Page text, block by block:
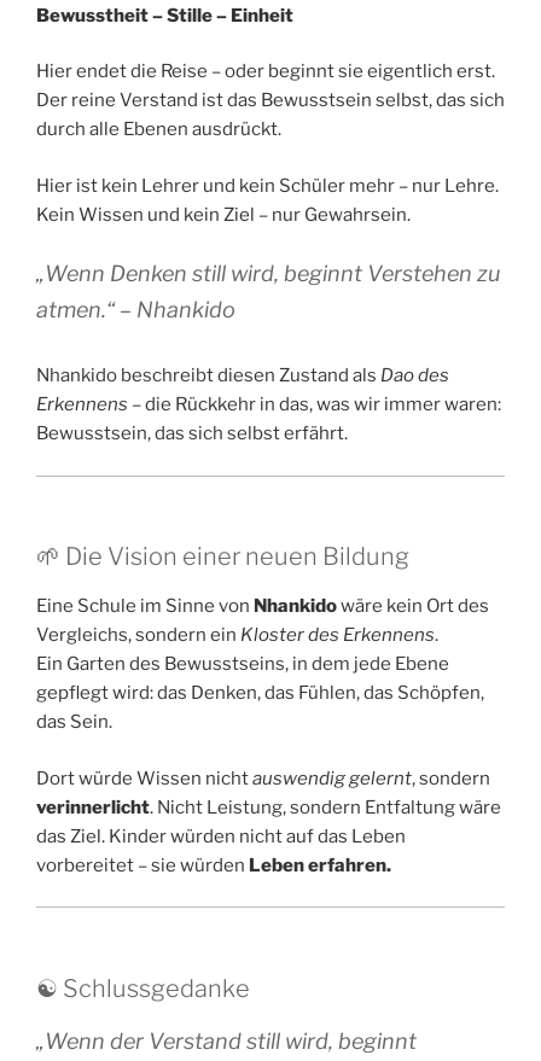
Bewusstheit – Stille – Einheit
Hier endet die Reise – oder beginnt sie eigentlich erst.
Der reine Verstand ist das Bewusstsein selbst, das sich
durch alle Ebenen ausdrückt.
Hier ist kein Lehrer und kein Schüler mehr – nur Lehre.
Kein Wissen und kein Ziel – nur Gewahrsein.
„Wenn Denken still wird, beginnt Verstehen zu
atmen.“ – Nhankido
Nhankido beschreibt diesen Zustand als Dao des
Erkennens – die Rückkehr in das, was wir immer waren:
Bewusstsein, das sich selbst erfährt.
🌱 Die Vision einer neuen Bildung
Eine Schule im Sinne von Nhankidowäre kein Ort des
Vergleichs, sondern ein Kloster des Erkennens.
Ein Garten des Bewusstseins, in dem jede Ebene
gepflegt wird: das Denken, das Fühlen, das Schöpfen,
das Sein.
Dort würde Wissen nichtauswendig gelernt, sondern
verinnerlicht. Nicht Leistung, sondern Entfaltung wäre
das Ziel. Kinder würden nicht auf das Leben
vorbereitet – sie würden Leben erfahren.
☯️ Schlussgedanke
„Wenn der Verstand still wird, beginnt